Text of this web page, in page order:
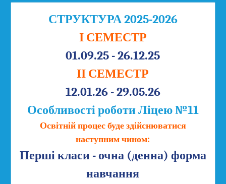
СТРУКТУРА 2025-2026
І СЕМЕСТР
01.09.25 - 26.12.25
ІІ СЕМЕСТР
12.01.26 - 29.05.26
Особливості роботи Ліцею №11
Освітній процес буде здійснюватися
наступним чином:
Перші класи - очна (денна) форма
навчання